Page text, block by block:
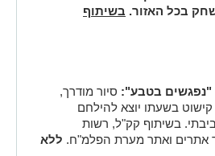
בכל האזור. בשיתוף
סיור מודרך,
קישוט בשעתו יוצא להילחם
בשיתוף קק"ל, רשות
אתרים ואתר מערת הפלמ"ח. ללא